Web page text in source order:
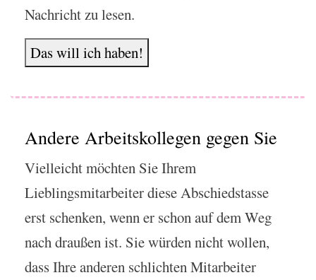
Nachricht zu lesen.
Das will ich haben!
Andere Arbeitskollegen gegen Sie
Vielleicht möchten Sie Ihrem
Lieblingsmitarbeiter diese Abschiedstasse
erst schenken, wenn er schon auf dem Weg
nach draußen ist. Sie würden nicht wollen,
dass Ihre anderen schlichten Mitarbeiter